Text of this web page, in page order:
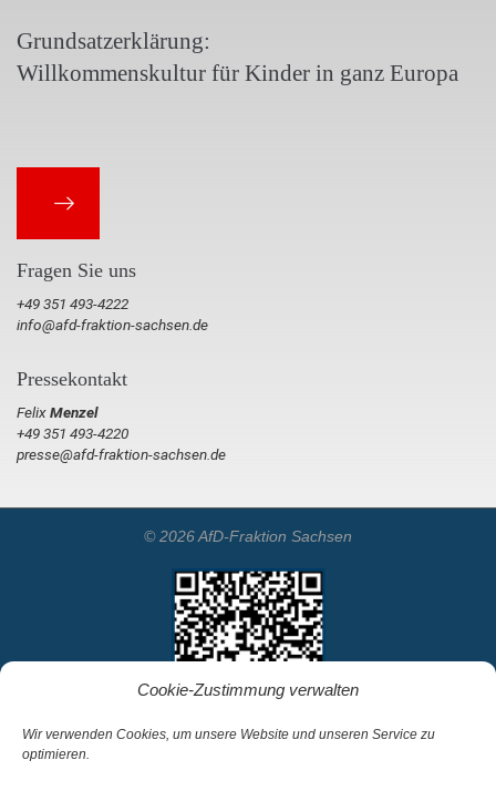
Cookie-Zustimmung verwalten
Wir verwenden Cookies, um unsere Website und unseren Service zu
optimieren.
Grundsatzerklärung:
Willkommenskultur für Kinder in ganz Europa
Fragen Sie uns
+49 351 493-4222
info@afd-fraktion-sachsen.de
Pressekontakt
FelixMenzel
+49 351 493-4220
presse@afd-fraktion-sachsen.de
© 2026 AfD-Fraktion Sachsen